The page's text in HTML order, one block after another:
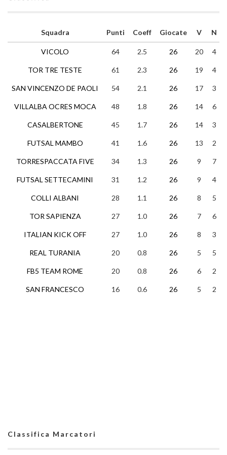
Squadra
VICOLO
TOR TRE TESTE
SAN VINCENZO DE PAOLI
VILLALBA OCRES MOCA
CASALBERTONE
FUTSAL MAMBO
TORRESPACCATA FIVE
FUTSAL SETTECAMINI
COLLI ALBANI
TOR SAPIENZA
ITALIAN KICK OFF
REAL TURANIA
FB5 TEAM ROME
SAN FRANCESCO
Punti Coeff Giocate V N
64 2.5 26 20 4
61 2.3 26 19 4
54 2.1 26 17 3
48 1.8 26 14 6
45 1.7 26 14 3
41 1.6 26 13 2
34 1.3 26 9 7
31 1.2 26 9 4
28 1.1 26 8 5
27 1.0 26 7 6
27 1.0 26 8 3
20 0.8 26 5 5
20 0.8 26 6 2
16 0.6 26 5 2
Classifica Marcatori